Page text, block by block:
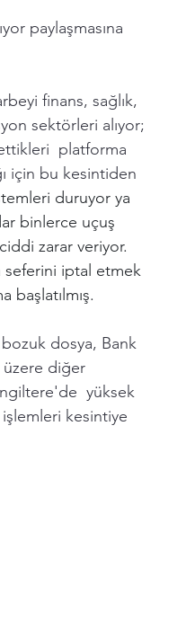
paylaşmasına
finans, sağlık,
sektörleri alıyor;
platforma
için bu kesintiden
duruyor ya
binlerce uçuş
zarar veriyor.
seferini iptal etmek
başlatılmış.
dosya, Bank
diğer
yüksek
kesintiye